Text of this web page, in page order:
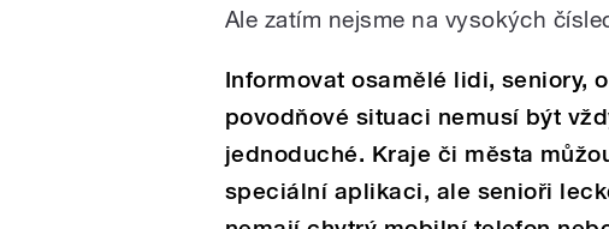
Ale zatím nejsme na vysokých
Informovat osamělé lidi, seniory, o
povodňové situaci nemusí být
jednoduché. Kraje či města
speciální aplikaci, ale senioři